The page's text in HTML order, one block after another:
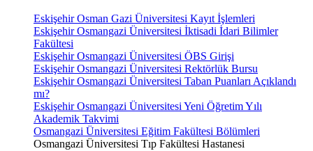
Eskişehir Osman Gazi Üniversitesi Kayıt İşlemleri
Eskişehir Osmangazi Üniversitesi İktisadi İdari Bilimler
Fakültesi
Eskişehir Osmangazi Üniversitesi ÖBS Girişi
Eskişehir Osmangazi Üniversitesi Rektörlük Bursu
Eskişehir Osmangazi Üniversitesi Taban Puanları Açıklandı
mı?
Eskişehir Osmangazi Üniversitesi Yeni Öğretim Yılı
Akademik Takvimi
Osmangazi Üniversitesi Eğitim Fakültesi Bölümleri
Osmangazi Üniversitesi Tıp Fakültesi Hastanesi